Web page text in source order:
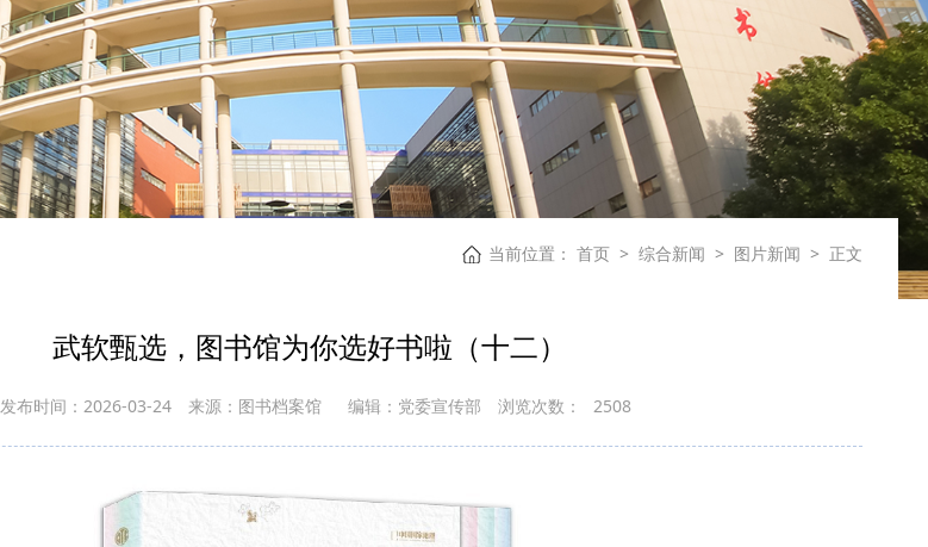
当前位置： 首页 > 综合新闻 > 图片新闻 > 正文
武软甄选，图书馆为你选好书啦（十二）
发布时间：2026-03-24 来源：图书档案馆 编辑：党委宣传部 浏览次数： 2508